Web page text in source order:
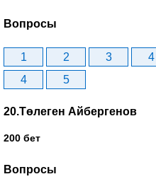
Вопросы
1 2 3 4
4
5
20.Төлеген Айбергенов
200 бет
Вопросы